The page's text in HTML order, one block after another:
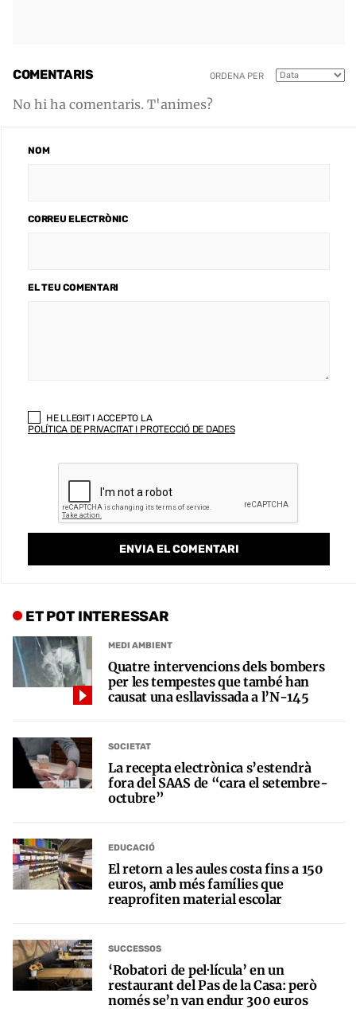
COMENTARIS ORDENA PER
No hi ha comentaris. T'animes?
NOM
CORREU ELECTRÒNIC
EL TEU COMENTARI
HE LLEGIT I ACCEPTO LA
POLÍTICA DE PRIVACITAT I PROTECCIÓ DE DADES
ET POT INTERESSAR
MEDI AMBIENT
Quatre intervencions dels bombers
per les tempestes que també han
causat una esllavissada a l’N-145
SOCIETAT
La recepta electrònica s’estendrà
fora del SAAS de “cara el setembre-
octubre”
EDUCACIÓ
El retorn a les aules costa fins a 150
euros, amb més famílies que
reaprofiten material escolar
SUCCESSOS
‘Robatori de pel·lícula’ en un
restaurant del Pas de la Casa: però
només se’n van endur 300 euros